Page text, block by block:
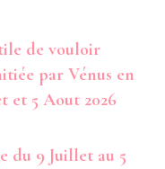
de vouloir
par Vénus en
et 5 Aout 2026
du 9 Juillet au 5